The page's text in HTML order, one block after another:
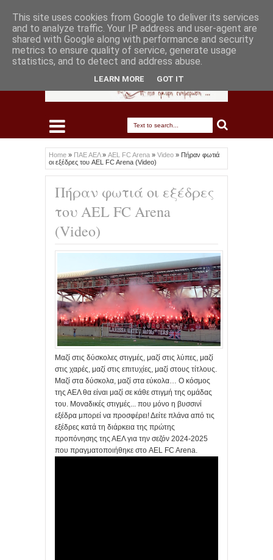
Home » ΠΑΕ ΑΕΛ» AEL FC Arena » Video » Πήραν φωτιά
οι εξέδρες του AEL FC Arena (Video)
Πήραν φωτιά οι εξέδρες
του AEL FC Arena
(Video)
Μαζί στις δύσκολες στιγμές, μαζί στις λύπες, μαζί
στις χαρές, μαζί στις επιτυχίες, μαζί στους τίτλους.
Μαζί στα δύσκολα, μαζί στα εύκολα… Ο κόσμος
της ΑΕΛ θα είναι μαζί σε κάθε στιγμή της ομάδας
του. Μοναδικές στιγμές... που μόνο η βυσσινί
εξέδρα μπορεί να προσφέρει! Δείτε πλάνα από τις
εξέδρες κατά τη διάρκεια της πρώτης
προπόνησης της ΑΕΛ για την σεζόν 2024-2025
που πραγματοποιήθηκε στο AEL FC Arena.
This site uses cookies from Google to deliver its services
and to analyze traffic. Your IP address and user-agent are
shared with Google along with performance and security
metrics to ensure quality of service, generate usage
statistics, and to detect and address abuse.
LEARN MORE GOT IT